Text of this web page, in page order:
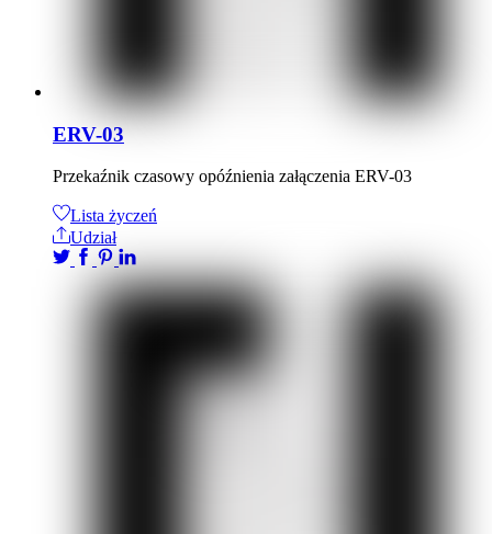
ERV-03
Przekaźnik czasowy opóźnienia załączenia ERV-03
Lista życzeń
Udział